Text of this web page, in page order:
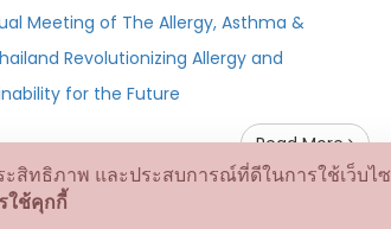
Meeting of The Allergy, Asthma &
Revolutionizing Allergy and
for the Future
Read More
สิทธิภาพ และประสบการณ์ที่ดีในการใช้เว็บ
ใช้คุกกี้